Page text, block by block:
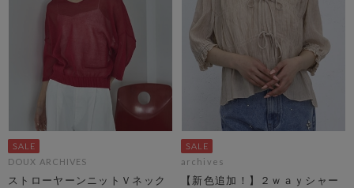
DOUX ARCHIVES
ストローヤーンニットＶネック
archives
【新色追加！】２ｗａｙシャー